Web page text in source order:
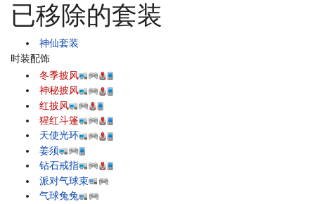
已移除的套装
神仙套装
时装配饰
冬季披风
神秘披风
红披风
猩红斗篷
天使光环
姜须
钻石戒指
派对气球束
气球兔兔